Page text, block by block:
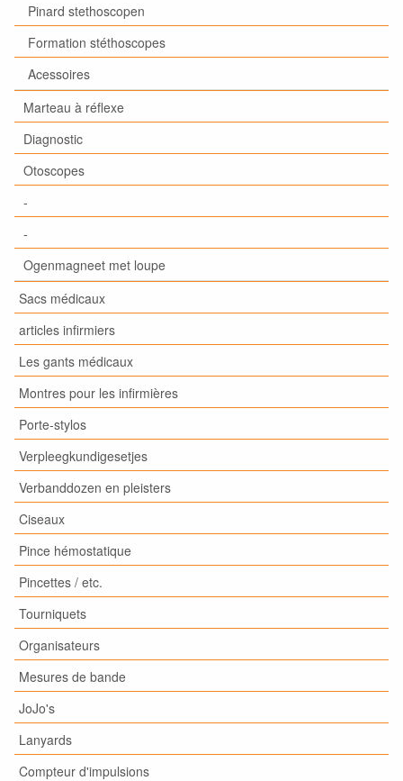
Pinard stethoscopen
Formation stéthoscopes
Acessoires
Marteau à réflexe
Diagnostic
Otoscopes
-
-
Ogenmagneet met loupe
Sacs médicaux
articles infirmiers
Les gants médicaux
Montres pour les infirmières
Porte-stylos
Verpleegkundigesetjes
Verbanddozen en pleisters
Ciseaux
Pince hémostatique
Pincettes / etc.
Tourniquets
Organisateurs
Mesures de bande
JoJo's
Lanyards
Compteur d'impulsions